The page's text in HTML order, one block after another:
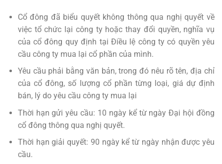
Cổ đông đã biểu quyết không thông qua nghị quyết về
việc tổ chức lại công ty hoặc thay đổi quyền, nghĩa vụ
của cổ đông quy định tại Điều lệ công ty có quyền yêu
cầu công ty mua lại cổ phần của mình.
Yêu cầu phải bằng văn bản, trong đó nêu rõ tên, địa chỉ
của cổ đông, số lượng cổ phần từng loại, giá dự định
bán, lý do yêu cầu công ty mua lại
Thời hạn gửi yêu cầu: 10 ngày kể từ ngày Đại hội đồng
cổ đông thông qua nghị quyết.
Thời hạn giải quyết: 90 ngày kể từ ngày nhận được yêu
cầu.